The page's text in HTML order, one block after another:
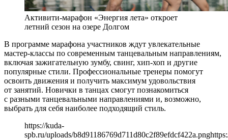
Активити-марафон «Энергия лета» откроет
летний сезон на озере Долгом
В программе марафона участников ждут увлекательные
мастер-классы по современным танцевальным направлениям,
включая зажигательную зумбу, свинг, хип-хоп и другие
популярные стили. Профессиональные тренеры помогут
освоить движения и получить максимум удовольствия
от занятий. Новички в танцах смогут познакомиться
с разными танцевальными направлениями и, возможно,
выбрать для себя наиболее подходящий стиль.
https://kuda-
spb.ru/uploads/b8d91186769d711d80c2f89efdcf422a.png